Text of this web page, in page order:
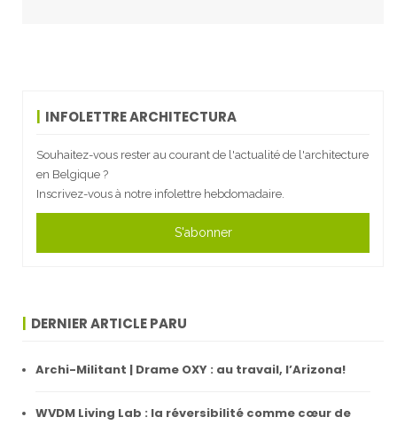
INFOLETTRE ARCHITECTURA
Souhaitez-vous rester au courant de l'actualité de l'architecture
en Belgique ?
Inscrivez-vous à notre infolettre hebdomadaire.
S'abonner
DERNIER ARTICLE PARU
Archi-Militant | Drame OXY : au travail, l’Arizona!
WVDM Living Lab : la réversibilité comme cœur de